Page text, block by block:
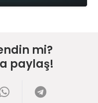
mi?
paylaş!